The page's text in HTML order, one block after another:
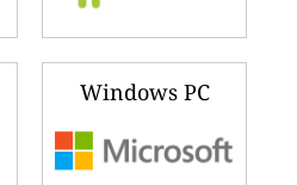
Windows PC